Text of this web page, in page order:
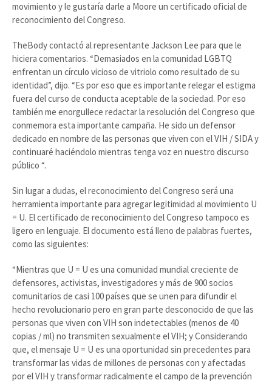
movimiento y le gustaría darle a Moore un certificado oficial de
reconocimiento del Congreso.
TheBody contactó al representante Jackson Lee para que le
hiciera comentarios. “Demasiados en la comunidad LGBTQ
enfrentan un círculo vicioso de vitriolo como resultado de su
identidad”, dijo. “Es por eso que es importante relegar el estigma
fuera del curso de conducta aceptable de la sociedad. Por eso
también me enorgullece redactar la resolución del Congreso que
conmemora esta importante campaña. He sido un defensor
dedicado en nombre de las personas que viven con el VIH / SIDA y
continuaré haciéndolo mientras tenga voz en nuestro discurso
público “.
Sin lugar a dudas, el reconocimiento del Congreso será una
herramienta importante para agregar legitimidad al movimiento U
= U. El certificado de reconocimiento del Congreso tampoco es
ligero en lenguaje. El documento está lleno de palabras fuertes,
como las siguientes:
“Mientras que U = U es una comunidad mundial creciente de
defensores, activistas, investigadores y más de 900 socios
comunitarios de casi 100 países que se unen para difundir el
hecho revolucionario pero en gran parte desconocido de que las
personas que viven con VIH son indetectables (menos de 40
copias / ml) no transmiten sexualmente el VIH; y Considerando
que, el mensaje U = U es una oportunidad sin precedentes para
transformar las vidas de millones de personas con y afectadas
por el VIH y transformar radicalmente el campo de la prevención